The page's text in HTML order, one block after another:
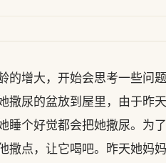
的增大，开始会思考一些问
撒尿的盆放到屋里，由于昨
睡个好觉都会把她撒尿。为
撒点，让它喝吧。昨天她妈